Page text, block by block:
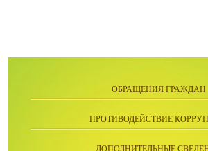
ОБРАЩЕНИЯ ГРАЖДАН
ПРОТИВОДЕЙСТВИЕ
ДОПОЛНИТЕЛЬНЫЕ